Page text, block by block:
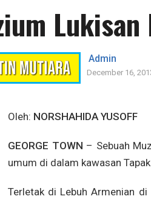
Admin
December 16,
Oleh: NORSHAHIDA YUSOFF
GEORGE TOWN – Sebuah
umum di dalam kawasan
Terletak di Lebuh Armenian